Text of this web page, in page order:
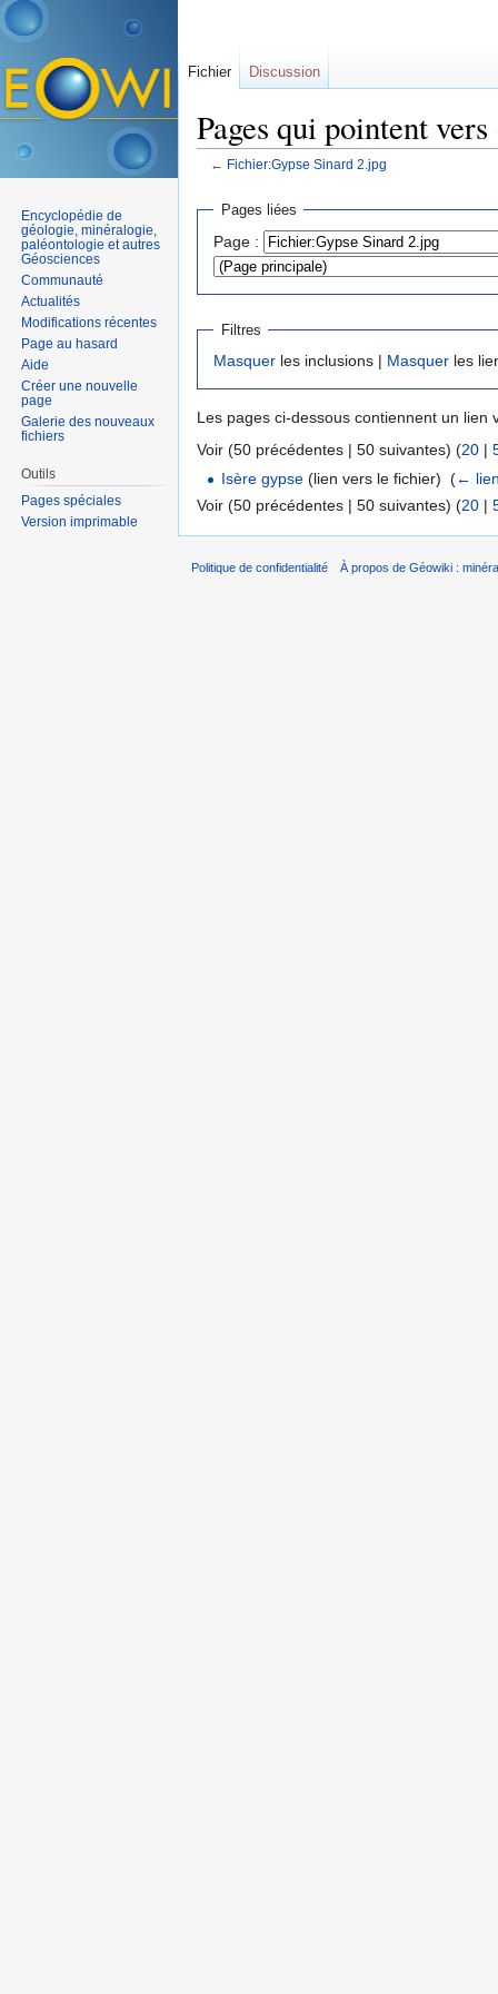
Pages qui pointent
← Fichier:Gypse Sinard 2.jpg
Pages liées
Page :
Filtres
Masquer les inclusions | Masquer les
Les pages ci-dessous contiennent un lien
Voir (50 précédentes | 50 suivantes) (20 |
Isère gypse (lien vers le fichier) ‎(←
Voir (50 précédentes | 50 suivantes) (20 |
Fichier Discussion
Encyclopédie de
géologie, minéralogie,
paléontologie et autres
Géosciences
Communauté
Actualités
Modifications récentes
Page au hasard
Aide
Créer une nouvelle
page
Galerie des nouveaux
fichiers
Outils
Pages spéciales
Version imprimable
Politique de confidentialité À propos de Géowiki :